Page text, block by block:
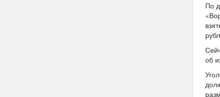
По
об